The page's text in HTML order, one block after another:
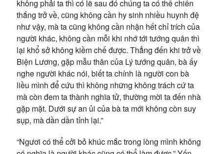
không phải ta thì có lẽ sau đó chúng ta có thể chiến
thắng trở về, cũng không cần hy sinh nhiều huynh đệ
như vậy, mà ta cũng không cần nhận hết chỉ trích của
người khác, không cần mỗi khi nhớ tới tướng quân thì
lại khổ sở không kiềm chế được. Thẳng đến khi trở về
Biện Lương, gặp mẫu thân của Lý tướng quân, bà ấy
nghe người khác nói, biết ta chính là người con bà
liều mình để cứu thì không những không trách cứ ta
mà còn đem ta thành nghĩa tử, thường mời ta đến nhà
gặp mặt. Dưới sự an ủi của bà ta mới không còn suy
sụp, mà dần dần tỉnh lại.”
“Ngươi có thể cởi bỏ khúc mắc trong lòng mình không